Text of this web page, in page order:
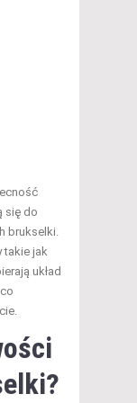
się do
brukselki.
takie jak
układ